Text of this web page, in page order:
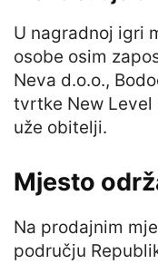
U nagradnoj igri
osobe osim
Neva d.o.o.,
tvrtke New Level
uže obitelji.
Mjesto
Na prodajnim
području